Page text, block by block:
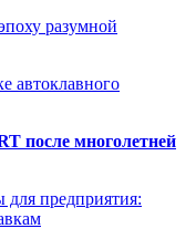
разумной
автоклавного
после многолетней
для предприятия: